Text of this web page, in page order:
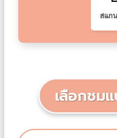
สแก
เลือกชม